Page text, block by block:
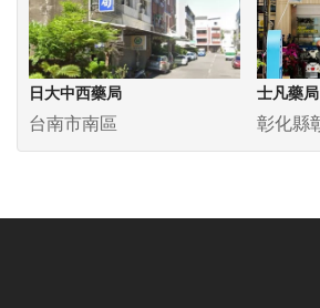
日大中西藥局
台南市南區
士凡藥局
彰化縣